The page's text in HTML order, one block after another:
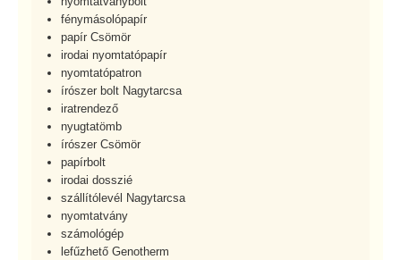
fénymásolópapír
papír Csömör
irodai nyomtatópapír
nyomtatópatron
írószer bolt Nagytarcsa
iratrendező
nyugtatömb
írószer Csömör
papírbolt
irodai dosszié
szállítólevél Nagytarcsa
nyomtatvány
számológép
lefűzhető Genotherm